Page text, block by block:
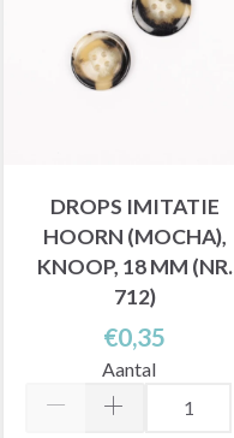
DROPS IMITATIE
HOORN (MOCHA),
KNOOP, 18 MM (NR.
712)
€0,35
Aantal